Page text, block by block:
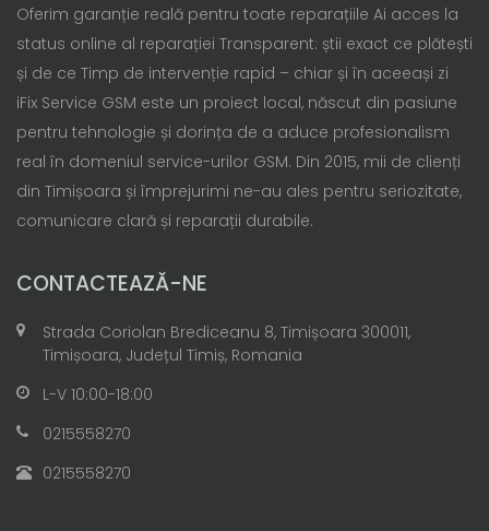
Oferim garanție reală pentru toate reparațiile Ai acces la
status online al reparației Transparent: știi exact ce plătești
și de ce Timp de intervenție rapid – chiar și în aceeași zi
iFix Service GSM este un proiect local, născut din pasiune
pentru tehnologie și dorința de a aduce profesionalism
real în domeniul service-urilor GSM. Din 2015, mii de clienți
din Timișoara și împrejurimi ne-au ales pentru seriozitate,
comunicare clară și reparații durabile.
CONTACTEAZĂ-NE
Strada Coriolan Brediceanu 8, Timișoara 300011,
Timișoara, Județul Timiș, Romania
L-V 10:00-18:00
0215558270
0215558270